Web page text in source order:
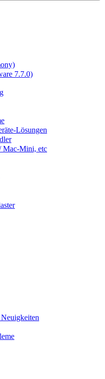
7.7.0)
Lösungen
Mini, etc